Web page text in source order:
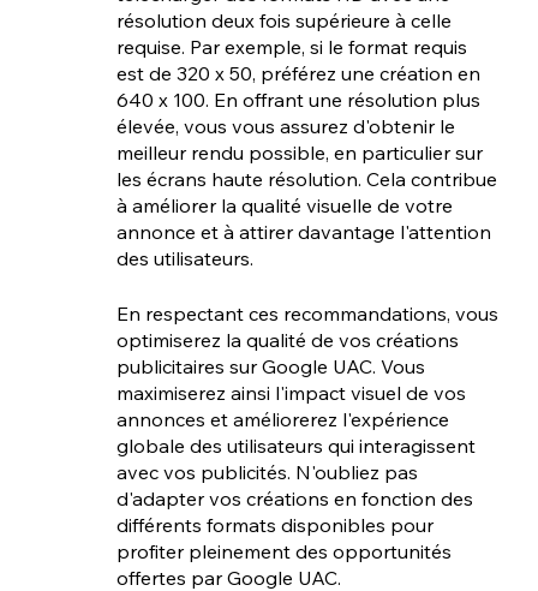
résolution deux fois supérieure à celle
requise. Par exemple, si le format requis
est de 320 x 50, préférez une création en
640 x 100. En offrant une résolution plus
élevée, vous vous assurez d'obtenir le
meilleur rendu possible, en particulier sur
les écrans haute résolution. Cela contribue
à améliorer la qualité visuelle de votre
annonce et à attirer davantage l'attention
des utilisateurs.
En respectant ces recommandations, vous
optimiserez la qualité de vos créations
publicitaires sur Google UAC. Vous
maximiserez ainsi l'impact visuel de vos
annonces et améliorerez l'expérience
globale des utilisateurs qui interagissent
avec vos publicités. N'oubliez pas
d'adapter vos créations en fonction des
différents formats disponibles pour
profiter pleinement des opportunités
offertes par Google UAC.